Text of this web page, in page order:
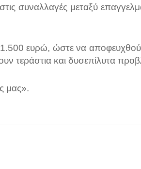
συναλλαγές μεταξύ
1.500 ευρώ, ώστε να
τεράστια και δυσεπίλυτα
μας».